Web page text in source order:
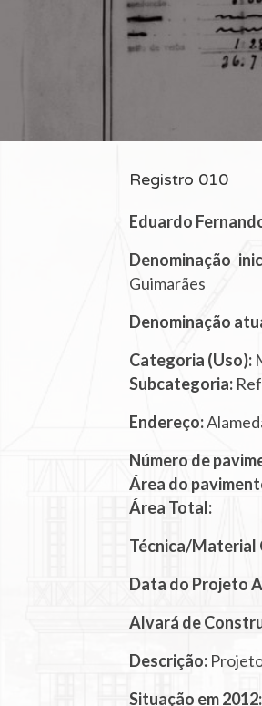
Registro 010
Eduardo
Denominação
Guimarães
Denominação
Categoria (Uso):
Subcategoria:
Endereço:
Número de
Área do
Área Total:
Técnica/
Data do Projeto
Alvará de
Descrição:
Situação em 2012: